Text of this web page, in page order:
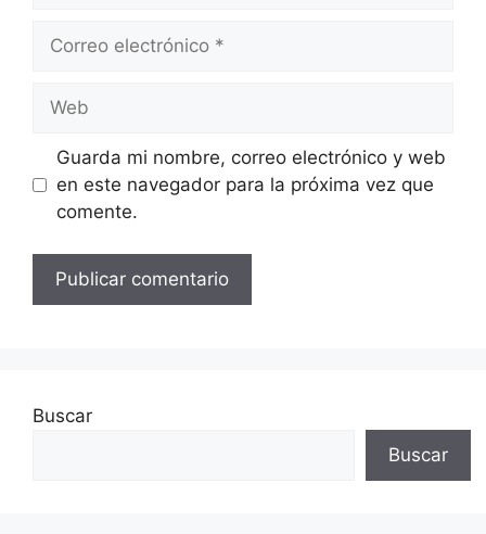
Correo
Web
Guarda mi nombre, correo electrónico y web
en este navegador para la próxima vez que
comente.
Buscar
Buscar